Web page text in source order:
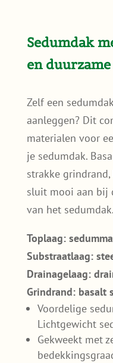
Sedumdak
en
Zelf een
aanleggen? Dit
materialen voor
je sedumdak.
strakke
sluit mooi aan bij
van het sedumdak.
Toplaag:
Substraatlaag:
Drainagelaag:
Grindrand: basalt
Voordelige
Lichtgewicht
Gekweekt met